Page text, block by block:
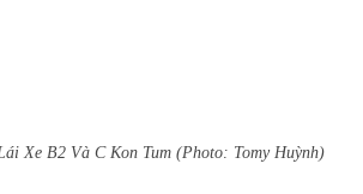
Xe B2 Và C Kon Tum (Photo: Tomy Huỳnh)